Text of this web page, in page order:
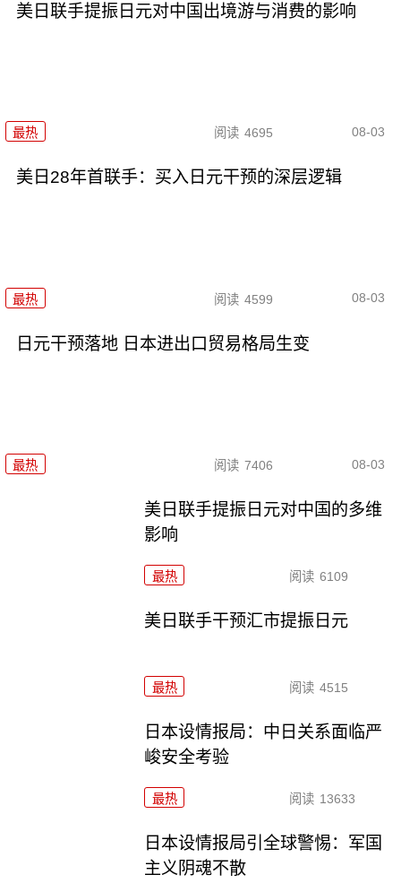
美日联手提振日元对中国出境游与消费的影响
最热 阅读 4695 08-03
美日28年首联手：买入日元干预的深层逻辑
最热 阅读 4599 08-03
日元干预落地 日本进出口贸易格局生变
最热 阅读 7406 08-03
美日联手提振日元对中国的多维
影响
最热 阅读 6109
美日联手干预汇市提振日元
最热 阅读 4515
日本设情报局：中日关系面临严
峻安全考验
最热 阅读 13633
日本设情报局引全球警惕：军国
主义阴魂不散